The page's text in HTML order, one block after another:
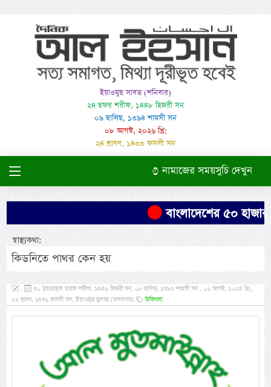
ইয়াওমুছ সাবত (শনিবার)
২৪ ছফর শরীফ, ১৪৪৮ হিজরী সন
০৯ ছালিছ, ১৩৯৪ শামসী সন
০৮ আগস্ট, ২০২৬ খ্রি:
২৪ শ্রাবণ, ১৪৩৩ ফসলী সন
নামাজের সময়সুচি দেখুন
বাংলাদেশের ৫০ হাজার
স্বাস্থ্যকথা:
কিডনিতে পাথর কেন হয়
,
৩০ মুহররমুল হারাম শরীফ, ১৪৪৬ হিজরী সন, ০৮ ছালিছ, ১৩৯২ শামসী সন , ০৬ আগষ্ট, ২০২৪ খ্রি:,
২২ শ্রাবণ, ১৪৩১ ফসলী সন, ইয়াওমুছ ছুলাছা (মঙ্গলবার)
চিকিৎসা